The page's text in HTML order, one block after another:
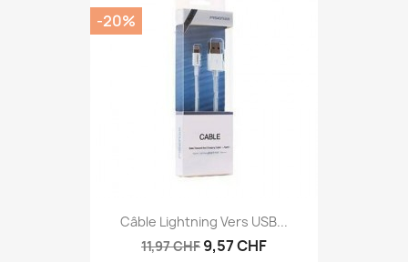
Câble Lightning Vers USB...
11,97 CHF 9,57 CHF
-20%